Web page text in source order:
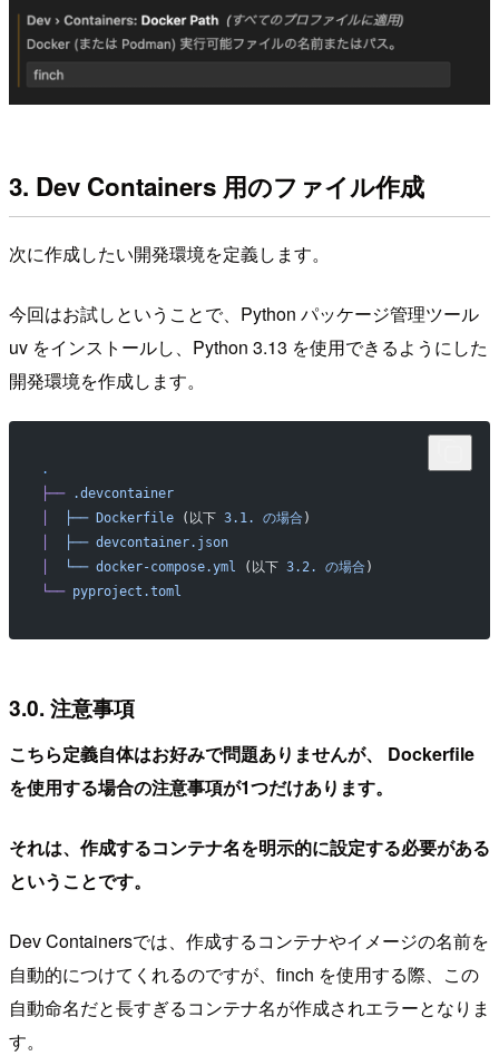
3. Dev Containers 用のファイル作成
次に作成したい開発環境を定義します。
今回はお試しということで、Python パッケージ管理ツール
uv をインストールし、Python 3.13 を使用できるようにした
開発環境を作成します。
.
├── .devcontainer
  ├──
Dockerfile (以下 3.1. の場合 )
  ├──
devcontainer.json
  └──
docker-compose.yml (以下 3.2. の場合 )
└── pyproject.toml
3.0. 注意事項
こちら定義自体はお好みで問題ありませんが、 Dockerfile
を使用する場合の注意事項が1つだけあります。
それは、作成するコンテナ名を明示的に設定する必要がある
ということです。
Dev Containersでは、作成するコンテナやイメージの名前を
自動的につけてくれるのですが、finch を使用する際、この
自動命名だと長すぎるコンテナ名が作成されエラーとなりま
す。